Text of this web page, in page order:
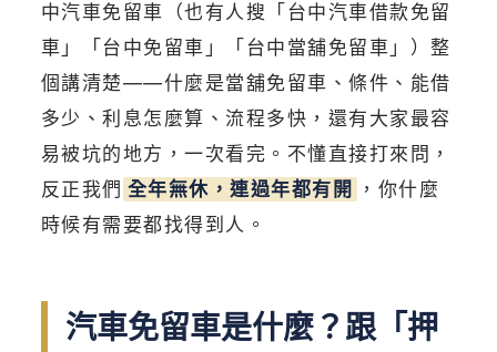
中汽車免留車（也有人搜「台中汽車借款免留
車」「台中免留車」「台中當舖免留車」）整
個講清楚——什麼是當舖免留車、條件、能借
多少、利息怎麼算、流程多快，還有大家最容
易被坑的地方，一次看完。不懂直接打來問，
反正我們 全年無休，連過年都有開
，你什麼
時候有需要都找得到人。
汽車免留車是什麼？跟「押